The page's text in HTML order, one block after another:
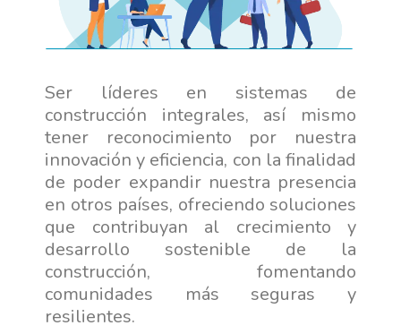
Ser líderes en sistemas de
construcción integrales, así mismo
tener reconocimiento por nuestra
innovación y eficiencia, con la finalidad
de poder expandir nuestra presencia
en otros países, ofreciendo soluciones
que contribuyan al crecimiento y
desarrollo sostenible de la
construcción, fomentando
comunidades más seguras y
resilientes.